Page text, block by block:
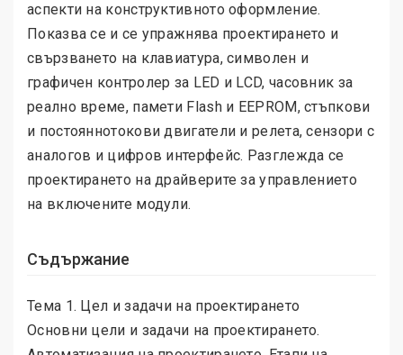
аспекти на конструктивното оформление.
Показва се и се упражнява проектирането и
свързването на клавиатура, символен и
графичен контролер за LED и LCD, часовник за
реално време, памети Flash и EEPROM, стъпкови
и постояннотокови двигатели и релета, сензори с
аналогов и цифров интерфейс. Разглежда се
проектирането на драйверите за управлението
на включените модули.
Съдържание
Тема 1. Цел и задачи на проектирането
Основни цели и задачи на проектирането.